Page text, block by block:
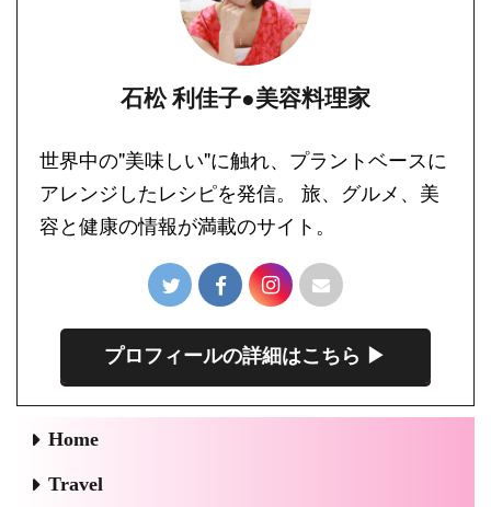
石松 利佳子●美容料理家
世界中の"美味しい"に触れ、プラントベースに
アレンジしたレシピを発信。 旅、グルメ、美
容と健康の情報が満載のサイト。
プロフィールの詳細はこちら ▶︎
Home
Travel